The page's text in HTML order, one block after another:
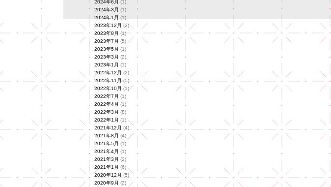
2024年6月 (1)
2024年3月 (1)
2024年1月 (1)
2023年12月 (2)
2023年8月 (1)
2023年7月 (5)
2023年5月 (1)
2023年3月 (2)
2023年1月 (1)
2022年12月 (2)
2022年11月 (5)
2022年10月 (1)
2022年7月 (1)
2022年4月 (1)
2022年3月 (8)
2022年1月 (1)
2021年12月 (4)
2021年8月 (4)
2021年5月 (1)
2021年4月 (1)
2021年3月 (2)
2021年1月 (6)
2020年12月 (5)
2020年9月 (2)